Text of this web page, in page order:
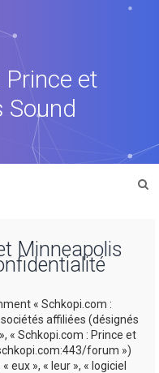
Prince et
Sound
Minneapolis
« Schkopi.com :
affiliées (désignés
« Schkopi.com : Prince et
forum »)
eux », « leur », « logiciel